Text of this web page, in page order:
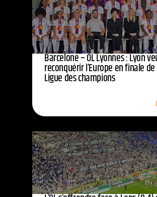
Barcelone – OL Lyonnes : Lyon
reconquérir l’Europe en finale
Ligue des champions